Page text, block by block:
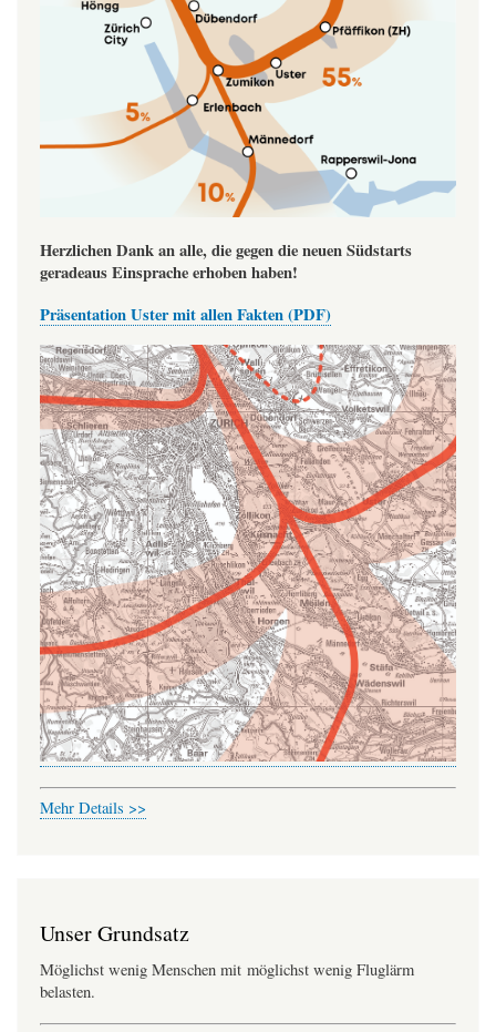
Herzlichen Dank an alle, die gegen die neuen Südstarts
geradeaus Einsprache erhoben haben!
Präsentation Uster mit allen Fakten (PDF)
Mehr Details >>
Unser Grundsatz
Möglichst wenig Menschen mit möglichst wenig Fluglärm
belasten.